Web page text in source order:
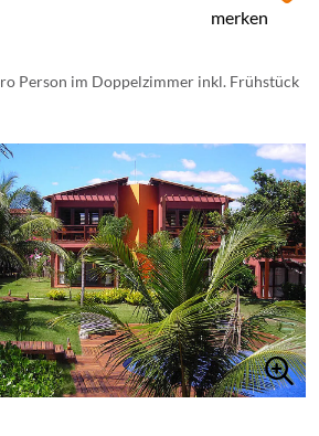
merken
Person im Doppelzimmer inkl. Frühstück